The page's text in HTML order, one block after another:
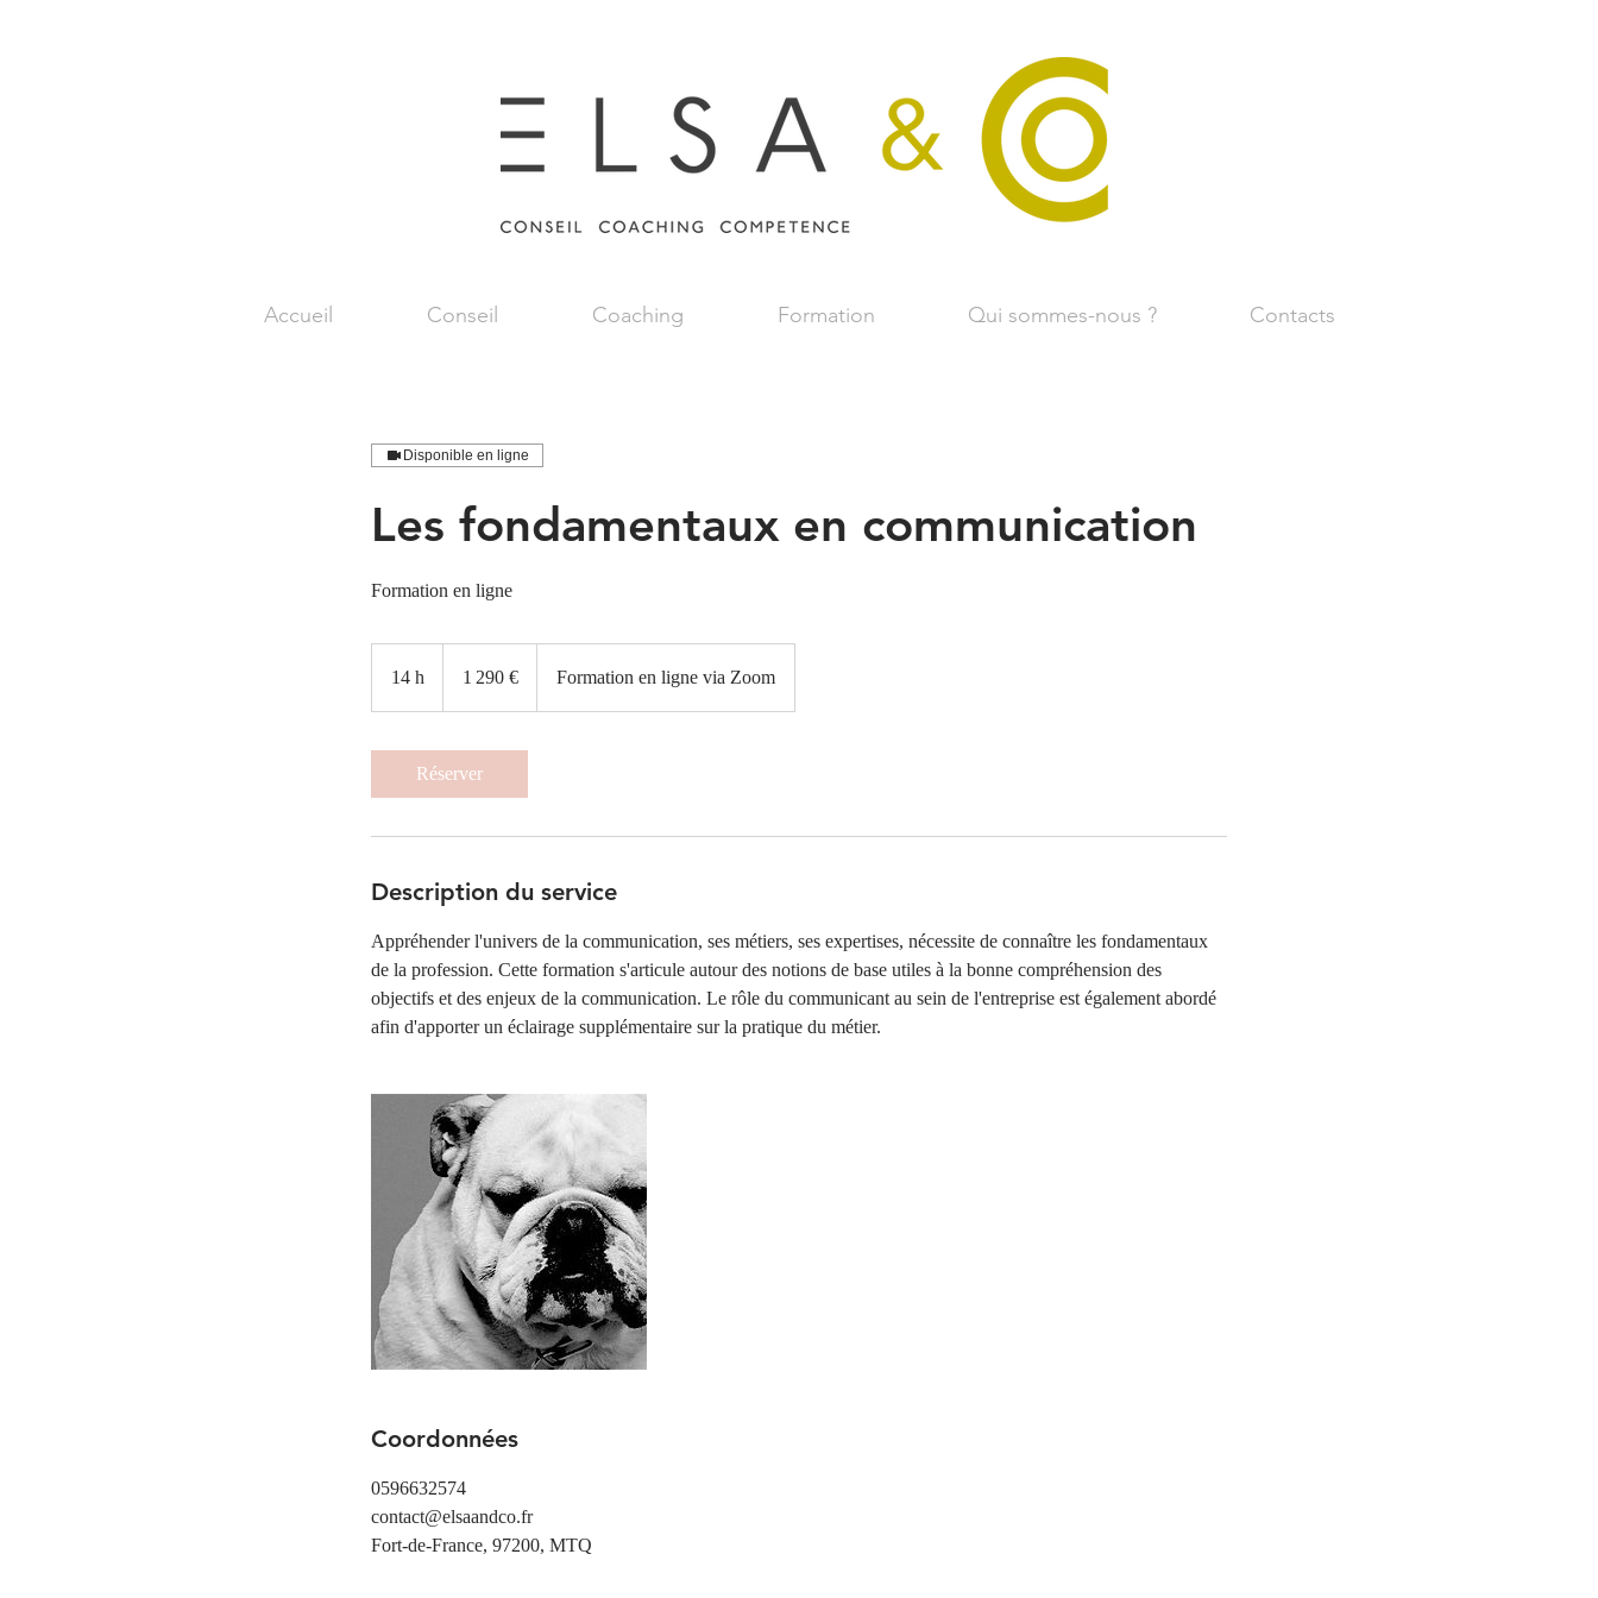
Accueil Conseil Coaching Formation Qui sommes-nous ? Contacts
Disponible en ligne
Les fondamentaux en communication
Formation en ligne
14 h 1 290 € Formation en ligne via Zoom
Réserver
Description du service
Appréhender l'univers de la communication, ses métiers, ses expertises, nécessite de connaître les fondamentaux
de la profession. Cette formation s'articule autour des notions de base utiles à la bonne compréhension des
objectifs et des enjeux de la communication. Le rôle du communicant au sein de l'entreprise est également abordé
afin d'apporter un éclairage supplémentaire sur la pratique du métier.
Coordonnées
0596632574
contact@elsaandco.fr
Fort-de-France, 97200, MTQ